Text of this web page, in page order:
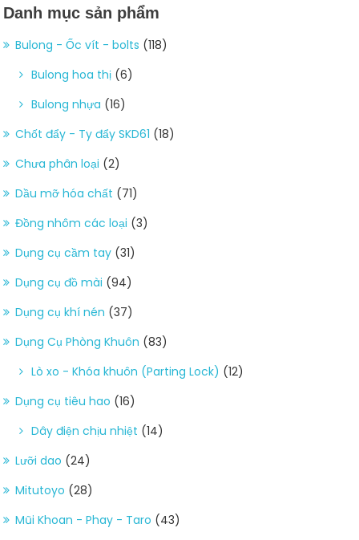
Danh mục sản phẩm
Bulong - Ốc vít - bolts (118)
Bulong hoa thị (6)
Bulong nhựa (16)
Chốt đẩy - Ty đẩy SKD61 (18)
Chưa phân loại (2)
Dầu mỡ hóa chất (71)
Đồng nhôm các loại (3)
Dụng cụ cầm tay (31)
Dụng cụ đồ mài (94)
Dụng cụ khí nén (37)
Dụng Cụ Phòng Khuôn (83)
Lò xo - Khóa khuôn (Parting Lock) (12)
Dụng cụ tiêu hao (16)
Dây điện chịu nhiệt (14)
Lưỡi dao (24)
Mitutoyo (28)
Mũi Khoan - Phay - Taro (43)